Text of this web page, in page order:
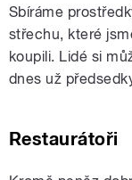
Sbíráme
střechu, které
koupili. Lidé si
dnes už
Restaurátoři